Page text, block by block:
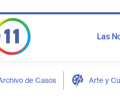
Las
de Casos Arte y